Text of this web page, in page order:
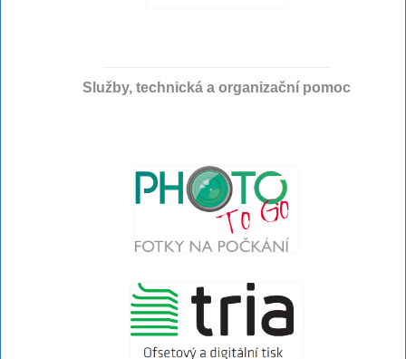
Služby, technická a organizační pomoc